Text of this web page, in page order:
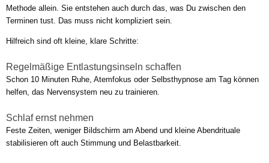
Methode allein. Sie entstehen auch durch das, was Du zwischen den
Terminen tust. Das muss nicht kompliziert sein.
Hilfreich sind oft kleine, klare Schritte:
Regelmäßige Entlastungsinseln schaffen
Schon 10 Minuten Ruhe, Atemfokus oder Selbsthypnose am Tag können
helfen, das Nervensystem neu zu trainieren.
Schlaf ernst nehmen
Feste Zeiten, weniger Bildschirm am Abend und kleine Abendrituale
stabilisieren oft auch Stimmung und Belastbarkeit.